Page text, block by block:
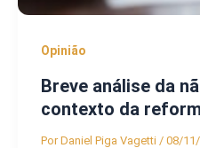
Opinião
Breve análise da
contexto da
PorDaniel Piga Vagetti / 08/